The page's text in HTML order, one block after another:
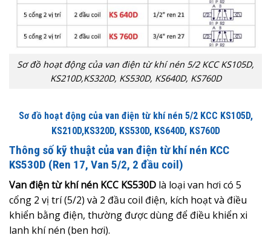
Sơ đồ hoạt động của van điện từ khí nén 5/2 KCC KS105D,
KS210D,KS320D, KS530D, KS640D, KS760D
Sơ đồ hoạt động của van điện từ khí nén 5/2 KCC KS105D,
KS210D,KS320D, KS530D, KS640D, KS760D
Thông số kỹ thuật của van điện từ khí nén KCC
KS530D (Ren 17, Van 5/2, 2 đầu coil)
Van điện từ khí nén KCC KS530D là loại van hơi có 5
cổng 2 vị trí (5/2) và 2 đầu coil điện, kích hoạt và điều
khiển bằng điện, thường được dùng để điều khiển xi
lanh khí nén (ben hơi).